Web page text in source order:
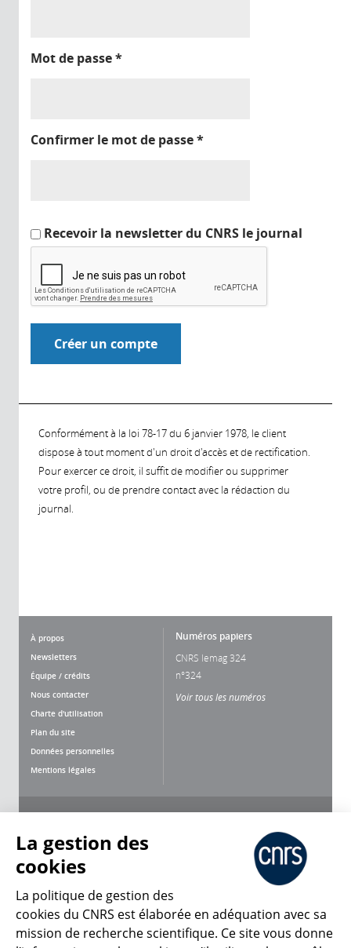
Mot de passe*
Confirmer le mot de passe*
Recevoir la newsletter du CNRS le journal
Conformément à la loi 78-17 du 6 janvier 1978, le client
dispose à tout moment d'un droit d'accès et de rectification.
Pour exercer ce droit, il suffit de modifier ou supprimer
votre profil, ou de prendre contact avec la rédaction du
journal.
À propos
Newsletters
Équipe / crédits
Nous contacter
Charte d'utilisation
Plan du site
Données personnelles
Mentions légales
Numéros papiers
CNRS lemag 324
n°324
Voir tous les numéros
CNRS Le Mag
La gestion des
cookies
La politique de gestion des
cookies du CNRS est élaborée en adéquation avec sa
mission de recherche scientifique. Ce site vous donne